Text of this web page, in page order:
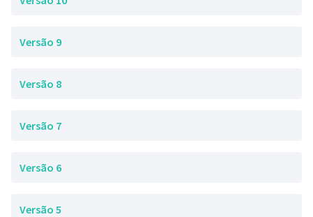
Versão 9
Versão 8
Versão 7
Versão 6
Versão 5